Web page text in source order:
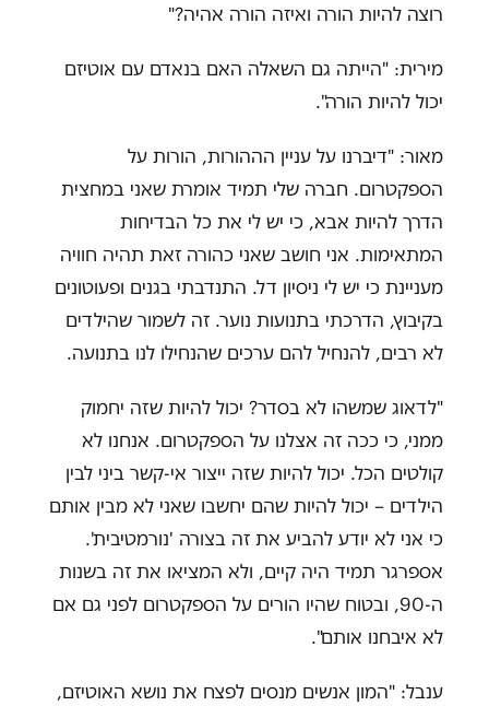
רוצה להיות הורה ואיזה הורה אהיה?"
מירית: "הייתה גם השאלה האם בנאדם עם אוטיזם
יכול להיות הורה".
מאור: "דיברנו על עניין הההורות, הורות על
הספקטרום. חברה שלי תמיד אומרת שאני במחצית
הדרך להיות אבא, כי יש לי את כל הבדיחות
המתאימות. אני חושב שאני כהורה זאת תהיה חוויה
מעניינת כי יש לי ניסיון דל. התנדבתי בגנים ופעוטונים
בקיבוץ, הדרכתי בתנועות נוער. זה לשמור שהילדים
לא רבים, להנחיל להם ערכים שהנחילו לנו בתנועה.
"לדאוג שמשהו לא בסדר? יכול להיות שזה יחמוק
ממני, כי ככה זה אצלנו על הספקטרום. אנחנו לא
קולטים הכל. יכול להיות שזה ייצור אי-קשר ביני לבין
הילדים – יכול להיות שהם יחשבו שאני לא מבין אותם
כי אני לא יודע להביע את זה בצורה 'נורמטיבית'.
אספרגר תמיד היה קיים, ולא המציאו את זה בשנות
ה-90, ובטוח שהיו הורים על הספקטרום לפני גם אם
לא איבחנו אותם".
ענבל: "המון אנשים מנסים לפצח את נושא האוטיזם,